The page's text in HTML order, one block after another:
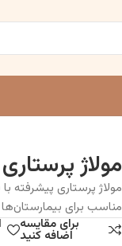
مولاژ
مولاژ پرستاری پیشرفته
مناسب برای
برای مقایسه
اضافه کنید